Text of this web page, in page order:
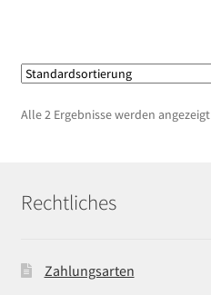
Alle 2 Ergebnisse werden angezeigt
Rechtliches
Zahlungsarten